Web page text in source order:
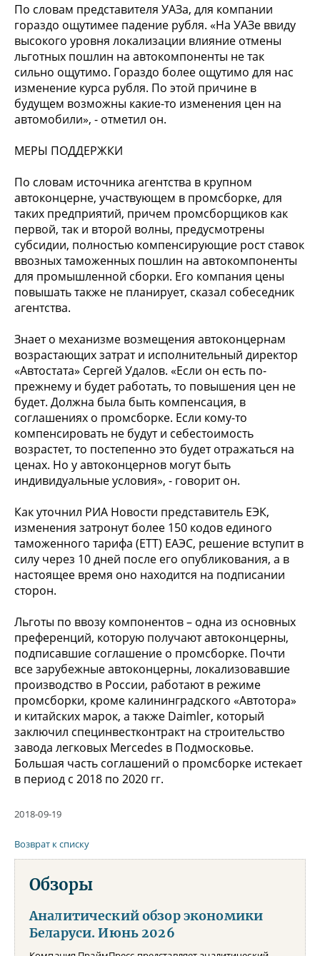
По словам представителя УАЗа, для компании
гораздо ощутимее падение рубля. «На УАЗе ввиду
высокого уровня локализации влияние отмены
льготных пошлин на автокомпоненты не так
сильно ощутимо. Гораздо более ощутимо для нас
изменение курса рубля. По этой причине в
будущем возможны какие-то изменения цен на
автомобили», - отметил он.
МЕРЫ ПОДДЕРЖКИ
По словам источника агентства в крупном
автоконцерне, участвующем в промсборке, для
таких предприятий, причем промсборщиков как
первой, так и второй волны, предусмотрены
субсидии, полностью компенсирующие рост ставок
ввозных таможенных пошлин на автокомпоненты
для промышленной сборки. Его компания цены
повышать также не планирует, сказал собеседник
агентства.
Знает о механизме возмещения автоконцернам
возрастающих затрат и исполнительный директор
«Автостата» Сергей Удалов. «Если он есть по-
прежнему и будет работать, то повышения цен не
будет. Должна была быть компенсация, в
соглашениях о промсборке. Если кому-то
компенсировать не будут и себестоимость
возрастет, то постепенно это будет отражаться на
ценах. Но у автоконцернов могут быть
индивидуальные условия», - говорит он.
Как уточнил РИА Новости представитель ЕЭК,
изменения затронут более 150 кодов единого
таможенного тарифа (ЕТТ) ЕАЭС, решение вступит в
силу через 10 дней после его опубликования, а в
настоящее время оно находится на подписании
сторон.
Льготы по ввозу компонентов – одна из основных
преференций, которую получают автоконцерны,
подписавшие соглашение о промсборке. Почти
все зарубежные автоконцерны, локализовавшие
производство в России, работают в режиме
промсборки, кроме калининградского «Автотора»
и китайских марок, а также Daimler, который
заключил специнвестконтракт на строительство
завода легковых Mercedes в Подмосковье.
Большая часть соглашений о промсборке истекает
в период с 2018 по 2020 гг.
2018-09-19
Возврат к списку
Обзоры
Аналитический обзор экономики
Беларуси. Июнь 2026